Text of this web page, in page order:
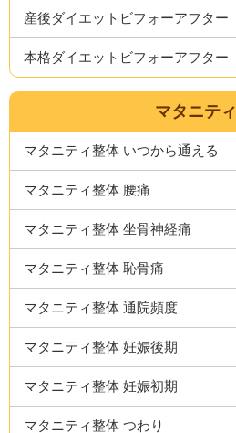
産後ダイエットビフォーアフター
本格ダイエットビフォーアフター
マタニティ
マタニティ整体 いつから通える
マタニティ整体 腰痛
マタニティ整体 坐骨神経痛
マタニティ整体 恥骨痛
マタニティ整体 通院頻度
マタニティ整体 妊娠後期
マタニティ整体 妊娠初期
マタニティ整体 つわり